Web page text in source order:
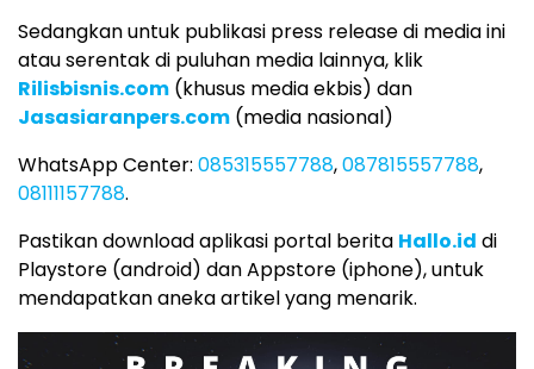
Sedangkan untuk publikasi press release di media ini
atau serentak di puluhan media lainnya, klik
Rilisbisnis.com (khusus media ekbis) dan
Jasasiaranpers.com (media nasional)
WhatsApp Center: 085315557788,087815557788,
08111157788.
Pastikan download aplikasi portal berita Hallo.id di
Playstore (android) dan Appstore (iphone), untuk
mendapatkan aneka artikel yang menarik.